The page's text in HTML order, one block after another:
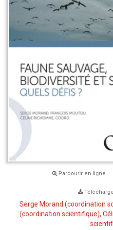
Parcourir en ligne
Serge Morand (coordination
(coordination scientifique),